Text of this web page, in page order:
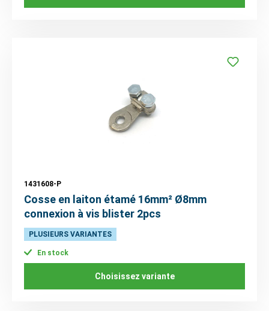
1431608-P
Cosse en laiton étamé 16mm² Ø8mm
connexion à vis blister 2pcs
PLUSIEURS VARIANTES
En stock
Choisissez variante